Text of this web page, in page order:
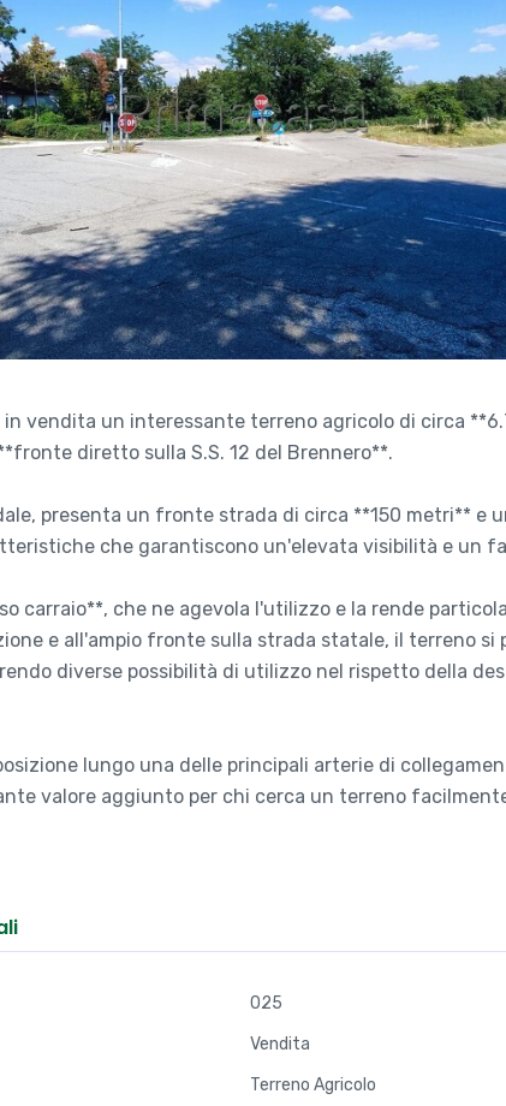
in vendita un interessante terreno agricolo di circa
diretto sulla S.S. 12 del Brennero**.
presenta un fronte strada di circa **150 metri** e
che garantiscono un'elevata visibilità e un
carraio**, che ne agevola l'utilizzo e la rende
e all'ampio fronte sulla strada statale, il terreno si
diverse possibilità di utilizzo nel rispetto della
lungo una delle principali arterie di
valore aggiunto per chi cerca un terreno
025
Vendita
Terreno Agricolo